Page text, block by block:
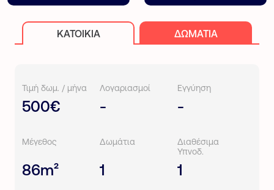
ΚΑΤΟΙΚΊΑ ΔΩΜΆΤΙΑ
Τιμή δωμ. / μήνα
500€
Λογαριασμοί
-
Εγγύηση
-
Μέγεθος
86m²
Δωμάτια
1
Διαθέσιμα
Υπνοδ.
1